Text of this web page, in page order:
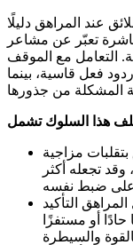
عند المراهق دليلًا
تعبّر عن مشاعر
التعامل مع الموقف
فعل قاسية، بينما
مزاجية
تجعله أكثر
التأكيد
أو مستفزًا